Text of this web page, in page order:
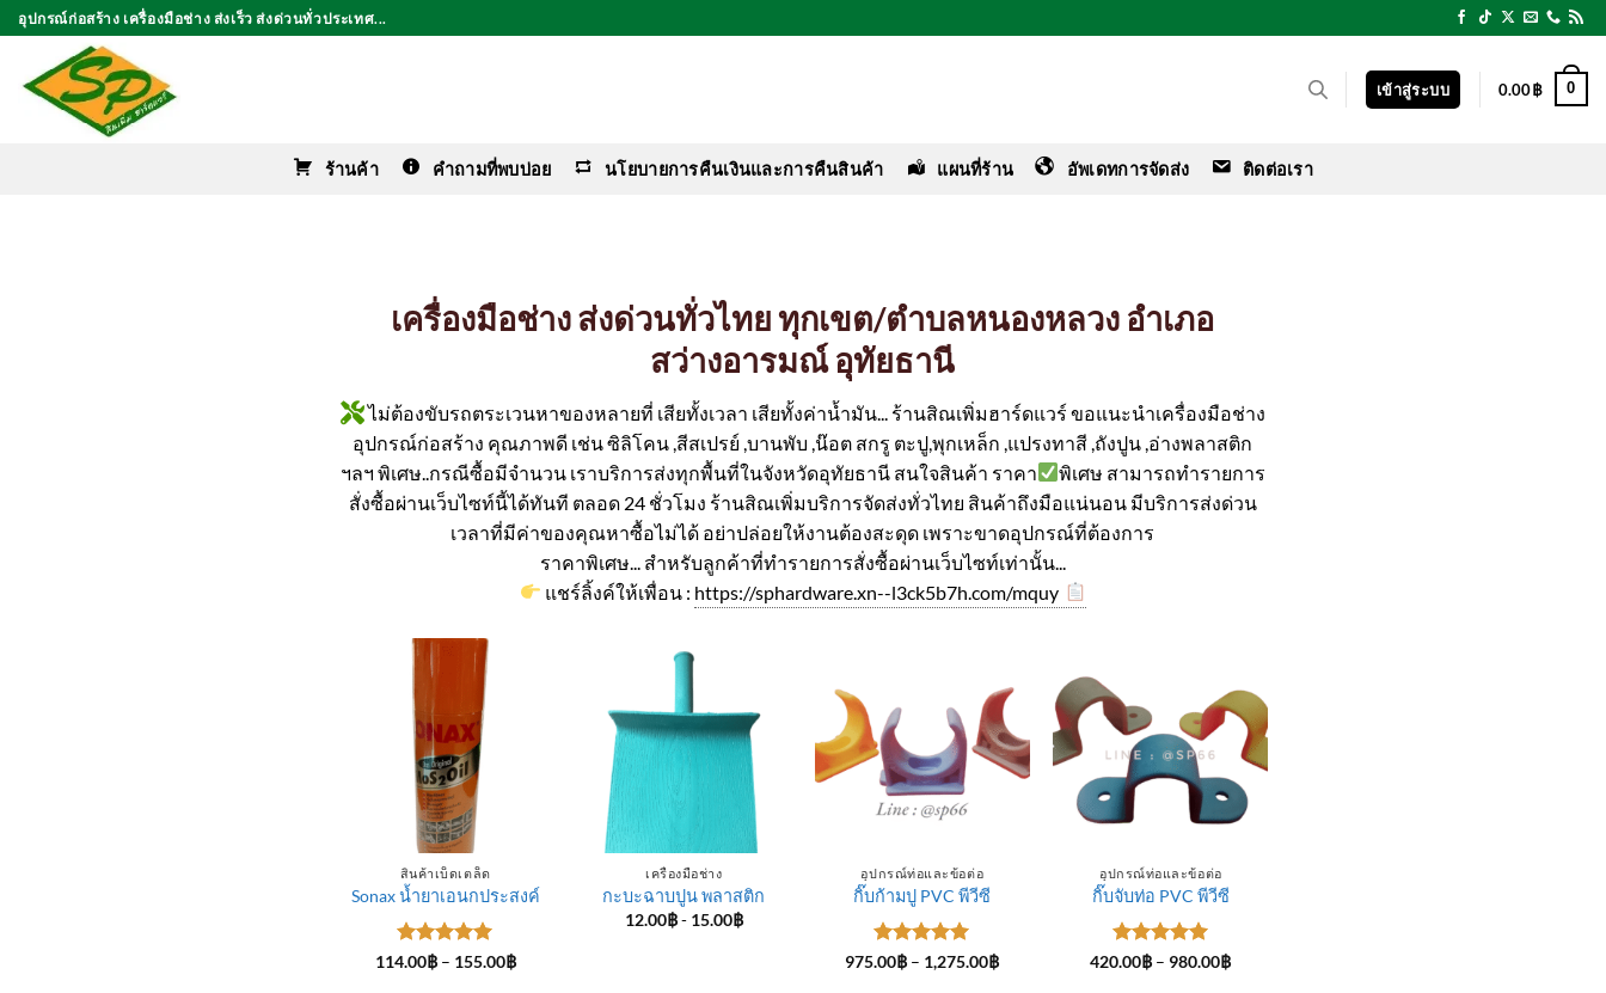
ข้าม
ไป
เนื้อหา
อุปกรณ์ก่อสร้าง เครื่องมือช่าง ส่งเร็ว ส่งด่วนทั่วประเทศ...
เข้าสู่ระบบ 0.00฿ 0
ร้านค้า คำถามที่พบบ่อย นโยบายการคืนเงินและการคืนสินค้า แผนที่ร้าน อัพเดทการจัดส่ง ติดต่อเรา
เครื่องมือช่าง ส่งด่วนทั่วไทย ทุกเขต/ตำบลหนองหลวง อำเภอ
สว่างอารมณ์ อุทัยธานี
ไม่ต้องขับรถตระเวนหาของหลายที่ เสียทั้งเวลา เสียทั้งค่าน้ำมัน... ร้านสิณเพิ่มฮาร์ดแวร์ ขอแนะนำเครื่องมือช่าง
อุปกรณ์ก่อสร้าง คุณภาพดี เช่น ซิลิโคน ,สีสเปรย์ ,บานพับ ,น๊อต สกรู ตะปู,พุกเหล็ก ,แปรงทาสี ,ถังปูน ,อ่างพลาสติก
ฯลฯ พิเศษ..กรณีซื้อมีจำนวน เราบริการส่งทุกพื้นที่ในจังหวัดอุทัยธานี สนใจสินค้า ราคา
พิเศษ สามารถทำรายการ
สั่งซื้อผ่านเว็บไซท์นี้ได้ทันที ตลอด 24 ชั่วโมง ร้านสิณเพิ่มบริการจัดส่งทั่วไทย สินค้าถึงมือแน่นอน มีบริการส่งด่วน
เวลาที่มีค่าของคุณหาซื้อไม่ได้ อย่าปล่อยให้งานต้องสะดุด เพราะขาดอุปกรณ์ที่ต้องการ
ราคาพิเศษ... สำหรับลูกค้าที่ทำรายการสั่งซื้อผ่านเว็บไซท์เท่านั้น...
แชร์ลิ้งค์ให้เพื่อน : https://sphardware.xn--l3ck5b7h.com/mquy
สินค้าเบ็ดเตล็ด
Sonax น้ำยาเอนกประสงค์
ให้คะแนน
114.00฿ – 155.00฿Price
เครื่องมือช่าง
กะบะฉาบปูน พลาสติก
12.00฿- 15.00฿
อุปกรณ์ท่อและข้อต่อ
กิ๊บก้ามปู PVC พีวีซี
ให้คะแนน
975.00฿ – 1,275.00฿Price
อุปกรณ์ท่อและข้อต่อ
กิ๊บจับท่อ PVC พีวีซี
ให้คะแนน
420.00฿ – 980.00฿Price